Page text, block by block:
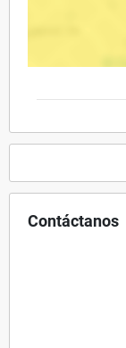
Contáctanos